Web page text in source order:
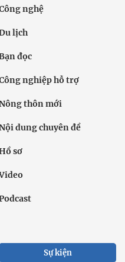
nghệ
lịch
đọc
nghiệp hỗ trợ
thôn mới
dung chuyên đề
sơ
Sự kiện